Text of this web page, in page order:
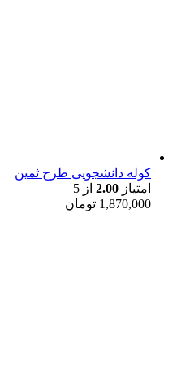
کوله دانشجویی طرح ثمین
امتیاز 2.00 از 5
1,870,000 تومان